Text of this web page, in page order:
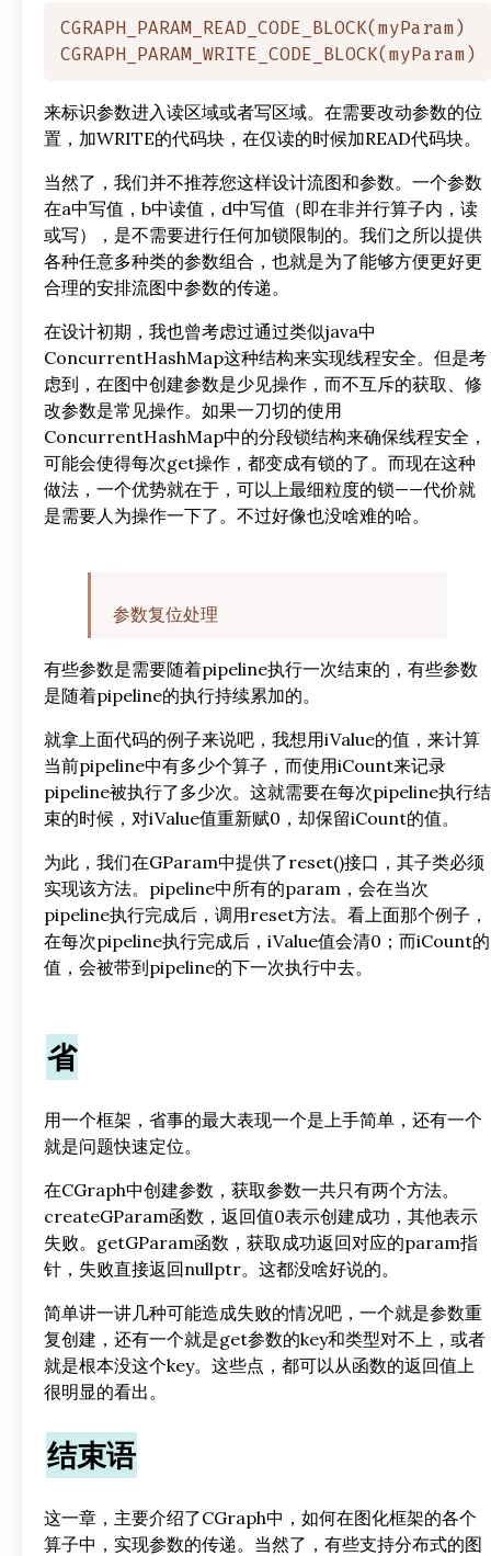
CGRAPH_PARAM_READ_CODE_BLOCK(myParam)
来标识参数进入读区域或者写区域。在需要改动参数的位
置，加WRITE的代码块，在仅读的时候加READ代码块。
当然了，我们并不推荐您这样设计流图和参数。一个参数
在a中写值，b中读值，d中写值（即在非并行算子内，读
或写），是不需要进行任何加锁限制的。我们之所以提供
各种任意多种类的参数组合，也就是为了能够方便更好更
合理的安排流图中参数的传递。
在设计初期，我也曾考虑过通过类似java中
ConcurrentHashMap这种结构来实现线程安全。但是考
虑到，在图中创建参数是少见操作，而不互斥的获取、修
改参数是常见操作。如果一刀切的使用
ConcurrentHashMap中的分段锁结构来确保线程安全，
可能会使得每次get操作，都变成有锁的了。而现在这种
做法，一个优势就在于，可以上最细粒度的锁——代价就
是需要人为操作一下了。不过好像也没啥难的哈。
参数复位处理
有些参数是需要随着pipeline执行一次结束的，有些参数
是随着pipeline的执行持续累加的。
就拿上面代码的例子来说吧，我想用iValue的值，来计算
当前pipeline中有多少个算子，而使用iCount来记录
pipeline被执行了多少次。这就需要在每次pipeline执行结
束的时候，对iValue值重新赋0，却保留iCount的值。
为此，我们在GParam中提供了reset()接口，其子类必须
实现该方法。pipeline中所有的param，会在当次
pipeline执行完成后，调用reset方法。看上面那个例子，
在每次pipeline执行完成后，iValue值会清0；而iCount的
值，会被带到pipeline的下一次执行中去。
省
用一个框架，省事的最大表现一个是上手简单，还有一个
就是问题快速定位。
在CGraph中创建参数，获取参数一共只有两个方法。
createGParam函数，返回值0表示创建成功，其他表示
失败。getGParam函数，获取成功返回对应的param指
针，失败直接返回nullptr。这都没啥好说的。
简单讲一讲几种可能造成失败的情况吧，一个就是参数重
复创建，还有一个就是get参数的key和类型对不上，或者
就是根本没这个key。这些点，都可以从函数的返回值上
很明显的看出。
结束语
这一章，主要介绍了CGraph中，如何在图化框架的各个
算子中，实现参数的传递。当然了，有些支持分布式的图